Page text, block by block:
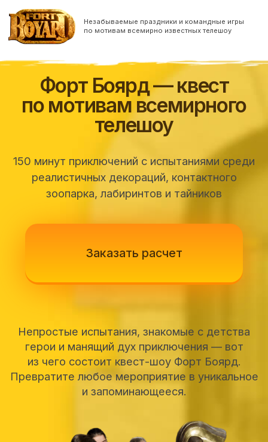
Незабываемые праздники и командные игры
по мотивам всемирно известных телешоу
Форт Боярд — квест
по мотивам всемирного
телешоу
150 минут приключений с испытаниями среди
реалистичных декораций, контактного
герои и манящий дух приключения — вот
из чего состоит квест-шоу Форт Боярд.
Заказать расчет